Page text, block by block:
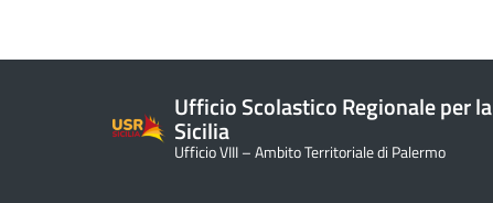
Ufficio Scolastico Regionale per la
Sicilia
Ufficio VIII – Ambito Territoriale di Palermo